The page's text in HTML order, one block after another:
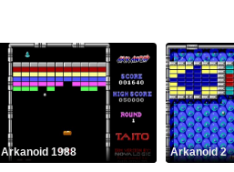
Arkanoid 1988 Arkanoid 2